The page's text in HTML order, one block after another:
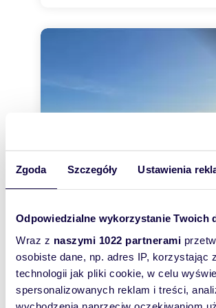
Zgoda Szczegóły Ustawienia
Odpowiedzialne wykorzystanie Twoich
Wraz z naszymi 1022 partnerami
osobiste dane, np. adres IP, korzystając
technologii jak pliki cookie, w celu
spersonalizowanych reklam i treści,